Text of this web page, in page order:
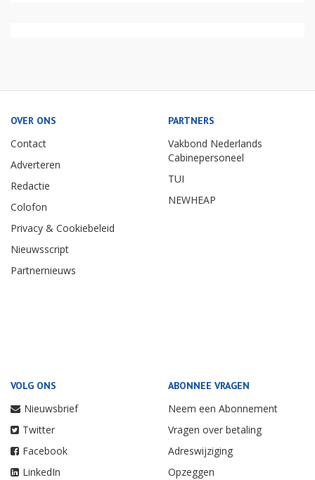
OVER ONS
Contact
Adverteren
Redactie
Colofon
Privacy & Cookiebeleid
Nieuwsscript
Partnernieuws
PARTNERS
Vakbond Nederlands
Cabinepersoneel
TUI
NEWHEAP
VOLG ONS
Nieuwsbrief
Twitter
Facebook
LinkedIn
ABONNEE VRAGEN
Neem een Abonnement
Vragen over betaling
Adreswijziging
Opzeggen